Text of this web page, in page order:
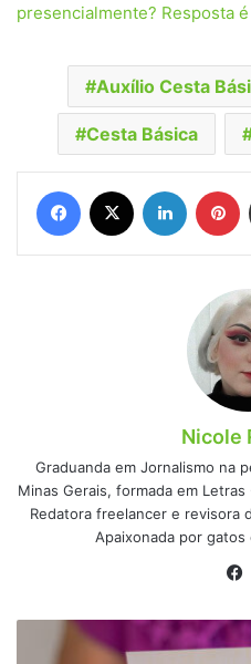
presencialmente? Resposta
Auxílio Cesta
Cesta Básica
Facebook Linkedin
Nicole
Graduanda em Jornalismo na
Minas Gerais, formada em
Redatora freelancer e revisora
Apaixonada por
Cuidado:
atendentes